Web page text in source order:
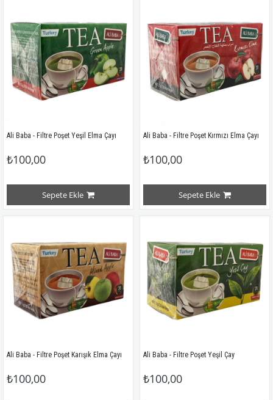
Ali Baba - Filtre Poşet Yeşil Elma Çayı
₺100,00
Sepete Ekle
Ali Baba - Filtre Poşet Kırmızı Elma Çayı
₺100,00
Sepete Ekle
Ali Baba - Filtre Poşet Karışık Elma Çayı
₺100,00
Ali Baba - Filtre Poşet Yeşil Çay
₺100,00